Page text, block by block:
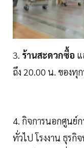
3. ร้านสะดวกซื้อ
ถึง 20.00 น. ของทุ
4. กิจการนอกศูนย์ก
ทั่วไป โรงงาน ธุรกิ